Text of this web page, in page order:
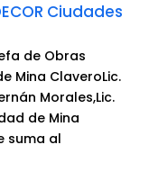
Ciudades
de Obras
Mina ClaveroLic.
Morales,Lic.
de Mina
suma al